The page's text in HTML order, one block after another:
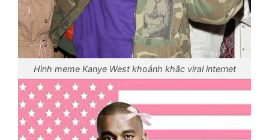
Hình meme Kanye West khoảnh khắc viral internet